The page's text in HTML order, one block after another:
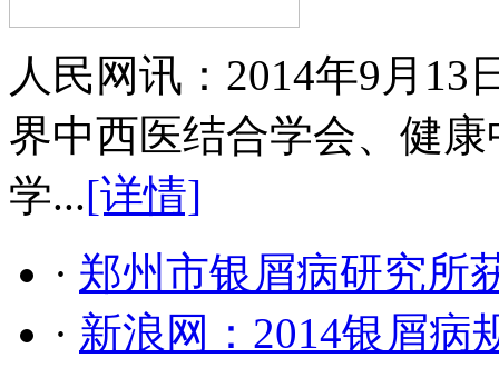
人民网讯：2014年9月
界中西医结合学会、健
学...[详情]
· 郑州市银屑病研究所
· 新浪网：2014银屑病